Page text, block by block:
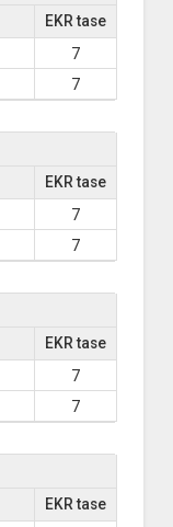
EKR tase
7
7
EKR tase
7
7
EKR tase
7
7
EKR tase